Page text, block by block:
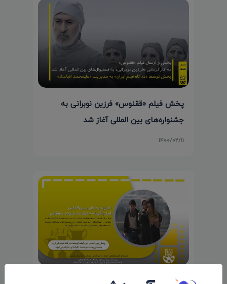
پخش فیلم «ققنوس» فرزین نوبرانی به
جشنواره‌های بین المللی آغاز شد
۱۴۰۰/۰۲/۱۱
شروع پخش و ارسال بین‌المللی فیلم